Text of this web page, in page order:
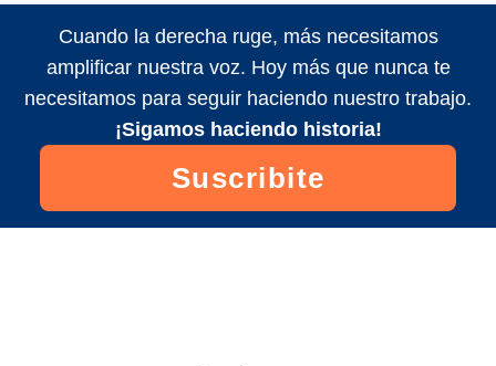
Cuando la derecha ruge, más necesitamos
amplificar nuestra voz. Hoy más que nunca te
necesitamos para seguir haciendo nuestro trabajo.
¡Sigamos haciendo historia!
Suscribite